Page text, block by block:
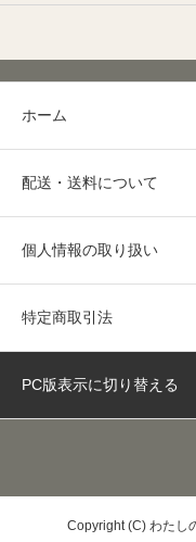
ホーム
配送・送料について
個人情報の取り扱い
特定商取引法
PC版表示に切り替える
Copyright (C) わたし